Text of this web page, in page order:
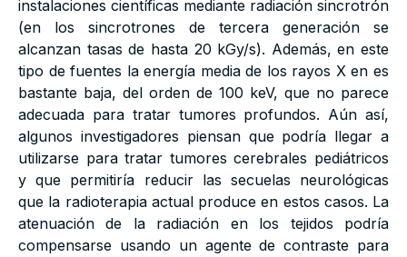
instalaciones científicas mediante radiación sincrotrón
(en los sincrotrones de tercera generación se
alcanzan tasas de hasta 20 kGy/s). Además, en este
tipo de fuentes la energía media de los rayos X en es
bastante baja, del orden de 100 keV, que no parece
adecuada para tratar tumores profundos. Aún así,
algunos investigadores piensan que podría llegar a
utilizarse para tratar tumores cerebrales pediátricos
y que permitiría reducir las secuelas neurológicas
que la radioterapia actual produce en estos casos. La
atenuación de la radiación en los tejidos podría
compensarse usando un agente de contraste para